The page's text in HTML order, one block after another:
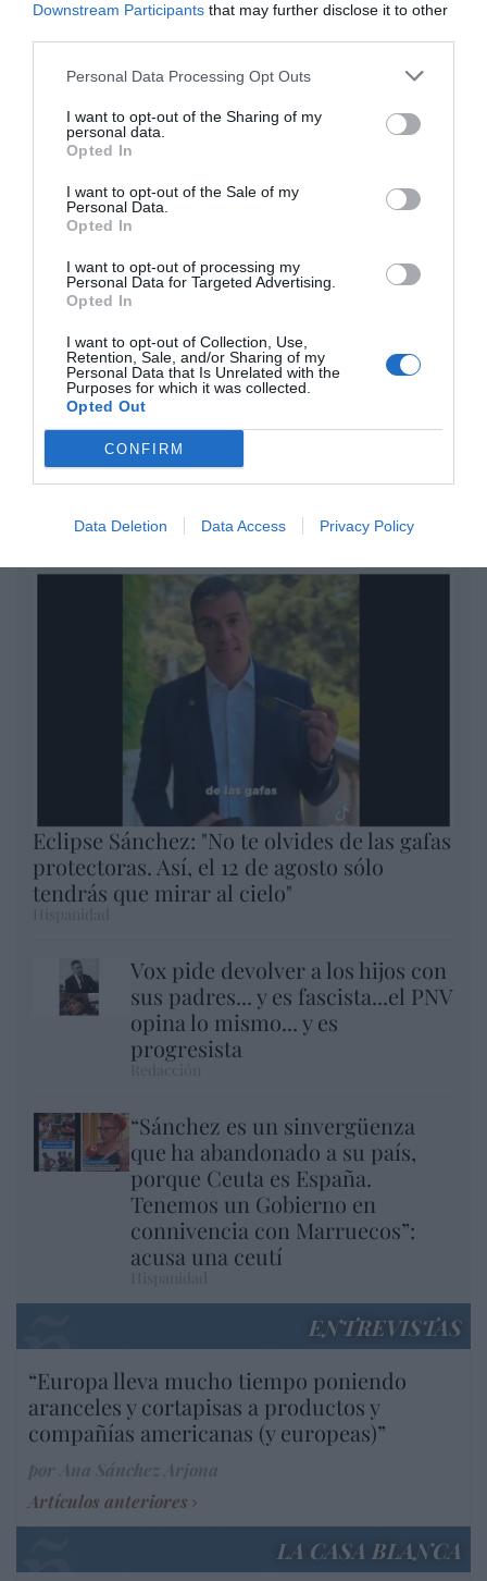
Downstream Participants that may further disclose it to other
Personal Data Processing Opt Outs
I want to opt-out of the Sharing of my
personal data.
Opted In
I want to opt-out of the Sale of my
Personal Data.
Opted In
I want to opt-out of processing my
Personal Data for Targeted Advertising.
Opted In
I want to opt-out of Collection, Use,
Retention, Sale, and/or Sharing of my
Personal Data that Is Unrelated with the
Purposes for which it was collected.
Opted Out
CONFIRM
Data Deletion Data Access Privacy Policy
Nokia, Ericsson... Huawei: lo que importan
son las patentes
Eulogio López
Isabel Pantoja pierde dos pleitos
euros... suma y sigue
Eulogio López
El IBEX 35 cerró la sesión del
miércoles en los 20.057 puntos,
un nuevo récord
Eclipse Sánchez: "No te olvides de las gafas
protectoras. Así, el 12 de agosto sólo
tendrás que mirar al cielo"
Vox pide devolver a los hijos con
sus padres... y es fascista...el PNV
opina lo mismo... y es
progresista
“Sánchez es un sinvergüenza
que ha abandonado a su país,
porque Ceuta es España.
Tenemos un Gobierno en
connivencia con Marruecos”:
acusa una ceutí
ENTREVISTAS
“Europa lleva mucho tiempo poniendo
aranceles y cortapisas a productos y
compañías americanas (y europeas)”
Artículos anteriores
LA CASA BLANCA